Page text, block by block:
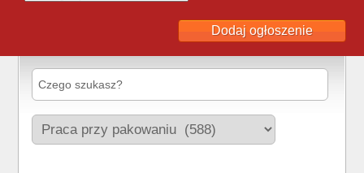
Dodaj ogłoszenie